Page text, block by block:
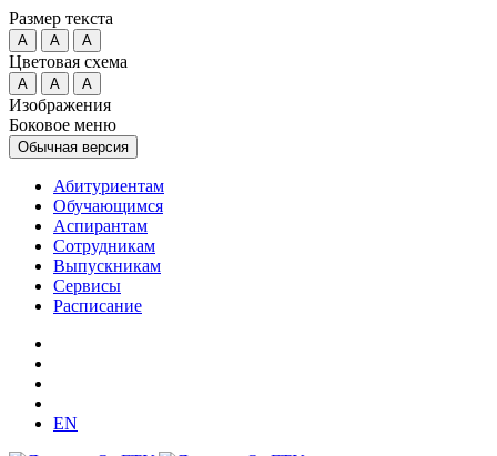
Размер текста
A A A
Цветовая схема
A A A
Изображения
Боковое меню
Обычная версия
Абитуриентам
Обучающимся
Аспирантам
Сотрудникам
Выпускникам
Сервисы
Расписание
EN